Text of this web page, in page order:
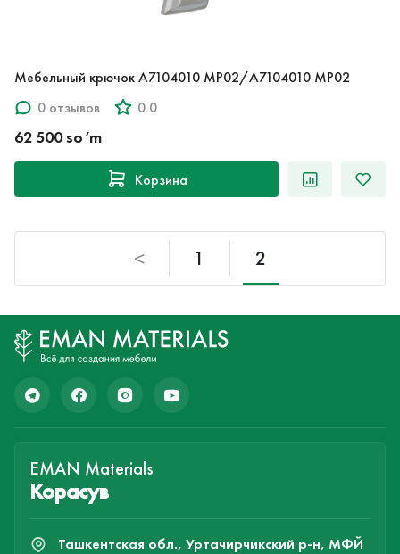
Мебельный крючок A7104010 MP02/A7104010 MP02
0 отзывов
0.0
62 500 so‘m
Корзина
< 1 2
EMAN Materials
Корасув
Ташкентская обл., Уртачирчикский р-н, МФЙ